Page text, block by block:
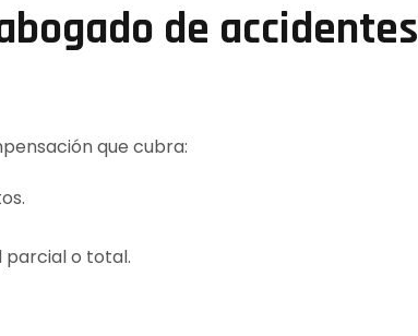
de accidentes
que cubra:
parcial o total.